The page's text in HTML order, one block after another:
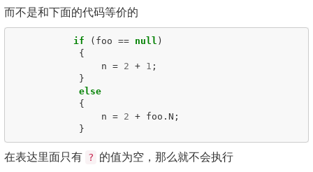
而不是和下面的代码等价的
if ( foo == null )
{
n = 2 + 1 ;
}
else
{
n = 2 + foo . N ;
}
在表达里面只有 ?
的值为空，那么就不会执行